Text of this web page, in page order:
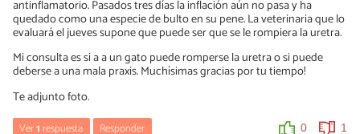
0 1
antinflamatorio. Pasados tres días la inflación aún no pasa y ha
quedado como una especie de bulto en su pene. La veterinaria que lo
evaluará el jueves supone que puede ser que se le rompiera la uretra.
Mi consulta es si a a un gato puede romperse la uretra o si puede
deberse a una mala praxis. Muchísimas gracias por tu tiempo!
Te adjunto foto.
Ver1respuesta Responder 0 1